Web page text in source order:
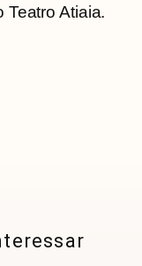
Teatro Atiaia.